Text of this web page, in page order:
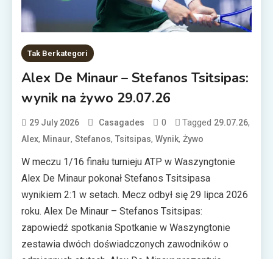
Tak Berkategori
Alex De Minaur – Stefanos Tsitsipas:
wynik na żywo 29.07.26
29 July 2026 Casagades 0 Tagged 29.07.26,
Alex, Minaur,Stefanos,Tsitsipas,Wynik,Żywo
W meczu 1/16 finału turnieju ATP w Waszyngtonie
Alex De Minaur pokonał Stefanos Tsitsipasa
wynikiem 2:1 w setach. Mecz odbył się 29 lipca 2026
roku. Alex De Minaur – Stefanos Tsitsipas:
zapowiedź spotkania Spotkanie w Waszyngtonie
zestawia dwóch doświadczonych zawodników o